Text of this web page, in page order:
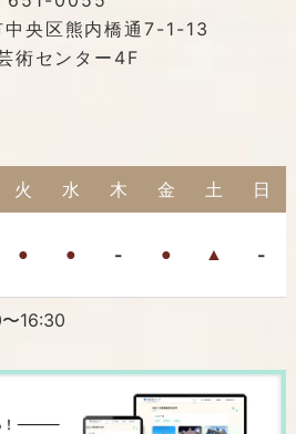
中央区熊内橋通7-1-13
術センター4F
火 水 木 金 土 日
● ● - ● ▲ -
16:30